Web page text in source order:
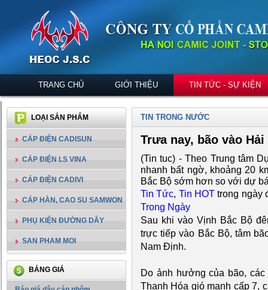
TRANG CHỦ GIỚI THIỆU TIN TỨC - SỰ KIỆN
LOẠI SẢN PHẨM
CÁP ĐIỆN CADISUN
CÁP ĐIỆN LS VINA
CÁP ĐIỆN CADIVI
CÁP HÀN, CAO SU SAMWON
PHỤ KIỆN ĐƯỜNG DÂY
SAN PHAM MOI
BẢNG GIÁ
TIN TRONG NƯỚC
Trưa nay, bão vào
(Tin tuc) - Theo Trung tâm
nhanh bất ngờ, khoảng 20
Bắc Bộ sớm hơn so với dự
Tin Tức, Tin HOT trong ngày
Trong Ngày
Sau khi vào Vịnh Bắc Bộ
trực tiếp vào Bắc Bộ, tâm
Nam Định.
Do ảnh hưởng của bão,
Thanh Hóa gió mạnh cấp 7,